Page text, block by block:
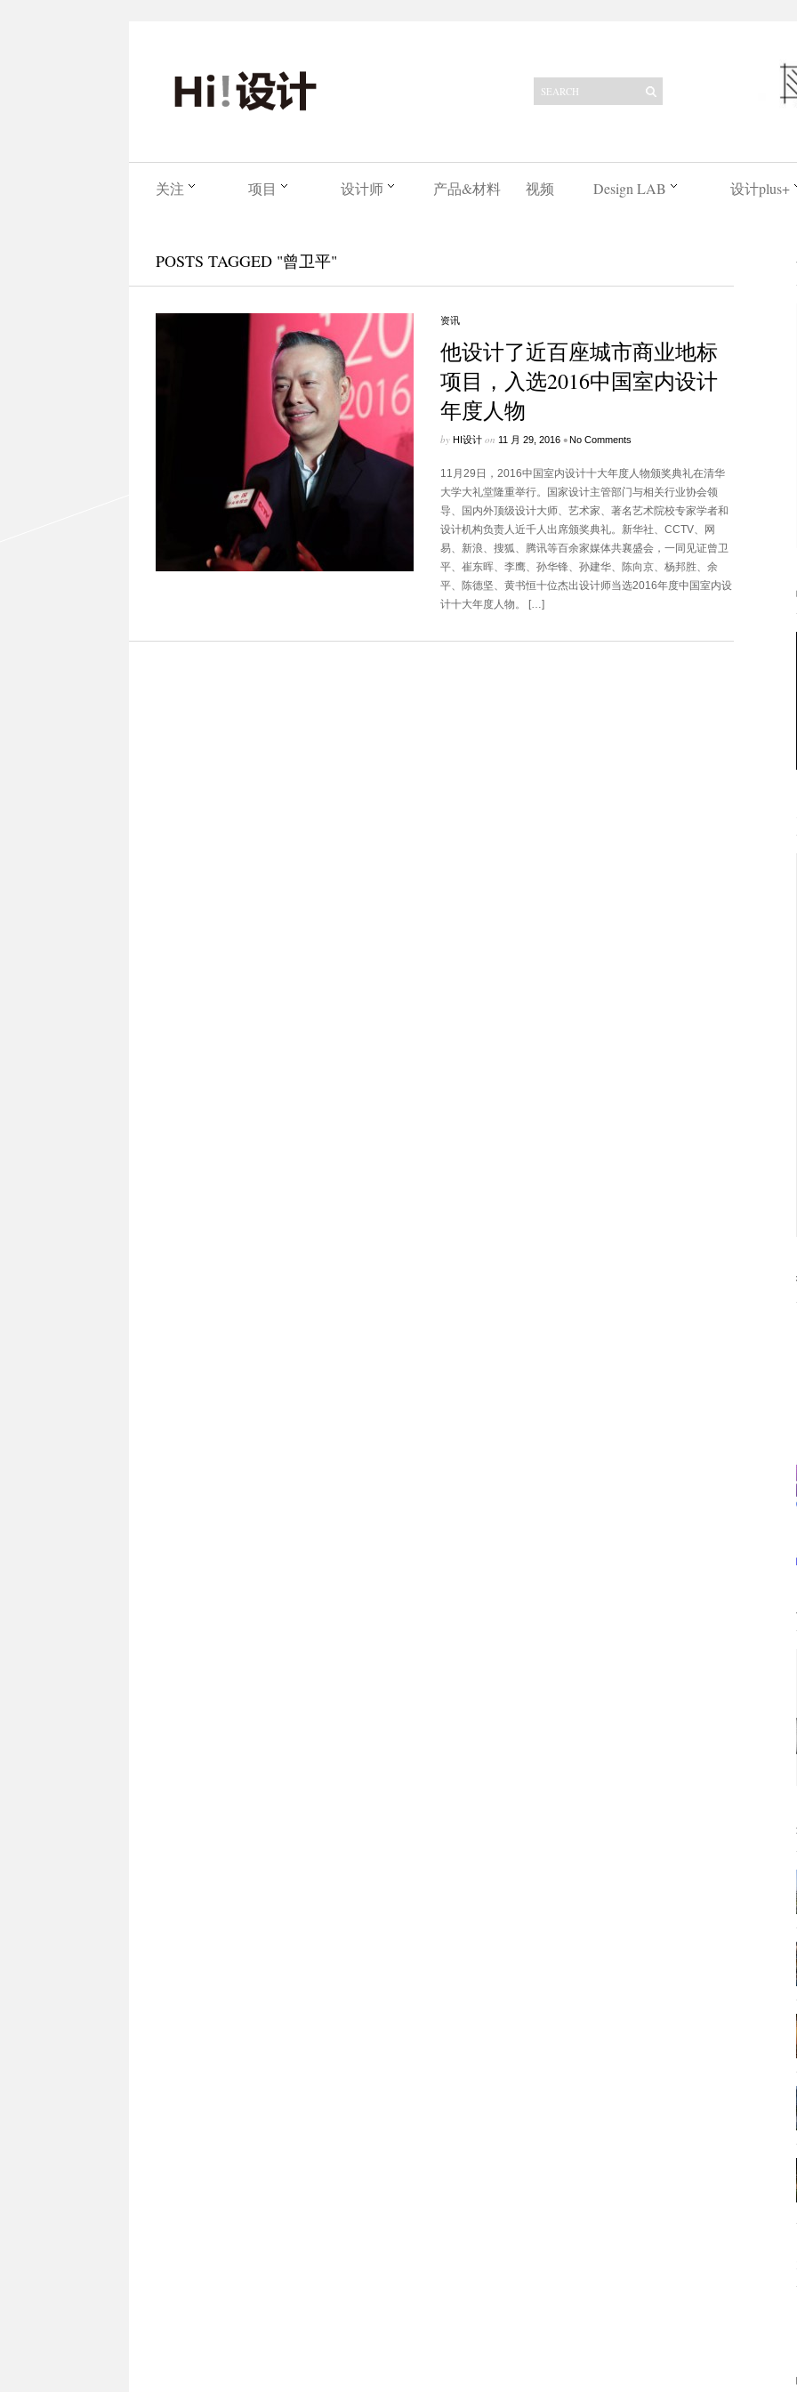
关注 项目 设计师 产品&材料 视频 Design LAB 设计plus+
POSTS TAGGED "曾卫平"
资讯
他设计了近百座城市商业地标
项目，入选2016中国室内设计
年度人物
by HI设计on 11 月 29, 2016 •No Comments
11月29日，2016中国室内设计十大年度人物颁奖典礼在清华
大学大礼堂隆重举行。国家设计主管部门与相关行业协会领
导、国内外顶级设计大师、艺术家、著名艺术院校专家学者和
设计机构负责人近千人出席颁奖典礼。新华社、CCTV、网
易、新浪、搜狐、腾讯等百余家媒体共襄盛会，一同见证曾卫
平、崔东晖、李鹰、孙华锋、孙建华、陈向京、杨邦胜、余
平、陈德坚、黄书恒十位杰出设计师当选2016年度中国室内设
计十大年度人物。 […]